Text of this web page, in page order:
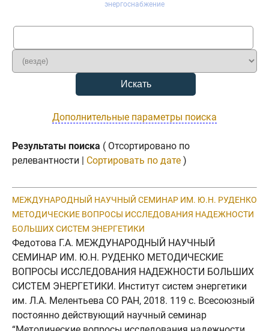
энергоснабжение
Дополнительные параметры поиска
Результаты поиска ( Отсортировано по
релевантности | Сортировать по дате )
МЕЖДУНАРОДНЫЙ НАУЧНЫЙ СЕМИНАР ИМ. Ю.Н. РУДЕНКО
МЕТОДИЧЕСКИЕ ВОПРОСЫ ИССЛЕДОВАНИЯ НАДЕЖНОСТИ
БОЛЬШИХ СИСТЕМ ЭНЕРГЕТИКИ
Федотова Г.А. МЕЖДУНАРОДНЫЙ НАУЧНЫЙ
СЕМИНАР ИМ. Ю.Н. РУДЕНКО МЕТОДИЧЕСКИЕ
ВОПРОСЫ ИССЛЕДОВАНИЯ НАДЕЖНОСТИ БОЛЬШИХ
СИСТЕМ ЭНЕРГЕТИКИ. Институт систем энергетики
им. Л.А. Мелентьева СО РАН, 2018. 119 с. Всесоюзный
постоянно действующий научный семинар